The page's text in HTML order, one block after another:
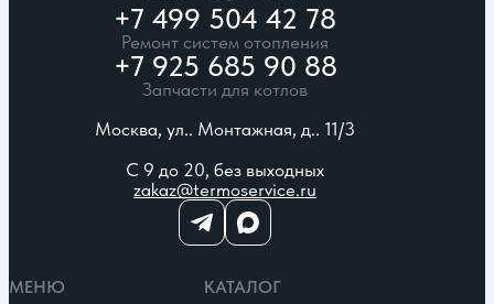
+7 499 504 42 78
Ремонт систем отопления
+7 925 685 90 88
Запчасти для котлов
Москва, ул.. Монтажная, д.. 11/3
С 9 до 20, без выходных
zakaz@termoservice.ru
МЕНЮ КАТАЛОГ